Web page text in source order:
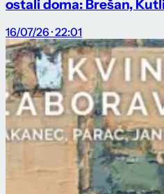
ostali doma: Brešan,
16/07/26 · 22:01